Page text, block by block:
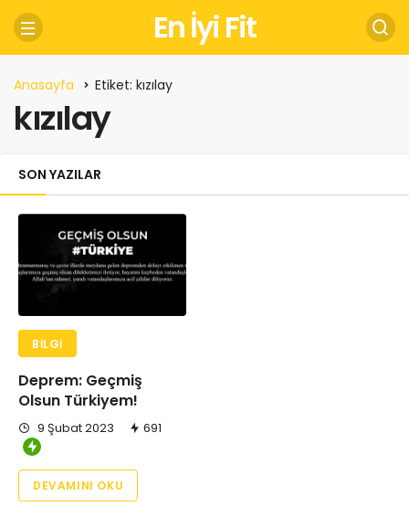
En İyi Fit
Anasayfa Etiket: kızılay
kızılay
SON YAZILAR
BILGI
Deprem: Geçmiş
Olsun Türkiyem!
9 Şubat 2023 691
DEVAMINI OKU